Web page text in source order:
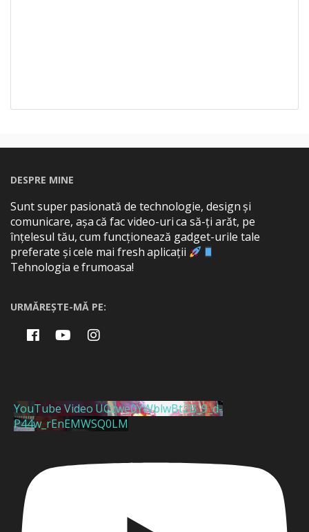
DESPRE MINE
Sunt super pasionată de technologie, design și
comunicare, așa că fac video-uri ca să-ți arăt, pe
înțelesul tău, cum funcționează gadget-urile tale
preferate și cele mai fresh aplicații
Tehnologia e frumoasa!
URMĂREȘTE-MĂ PE:
YouTube Video UCzwe0YWblwBt2B_9_d-
P44w_rEnEMWSQ0LM